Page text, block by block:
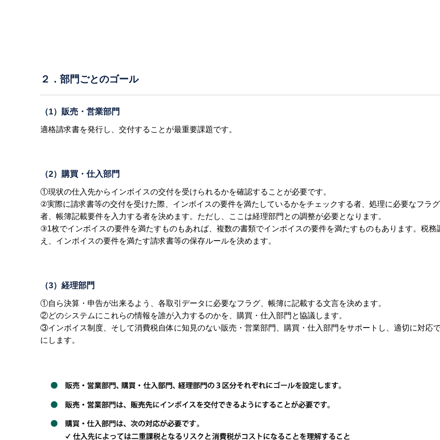
２．部門ごとのゴール
（1）販売・営業部門
適格請求書を発行し、交付することが最重要課題です。
（2）購買・仕入部門
①現状の仕入先からインボイスの交付を受けられるかを確認することが必要です。
②実際に請求書等の交付を受けた際、インボイスの要件を満たしているかをチェックする者、処理に必要なフラ
者、帳簿記載要件を入力する者を決めます。ただし、ここは経理部門との調整が必要となります。
③1枚でインボイスの要件を満たすものもあれば、複数の書類でインボイスの要件を満たすものもあります。税務
え、インボイスの要件を満たす請求書等の保存ルールを決めます。
（3）経理部門
①自ら決算・申告が出来るよう、各取引データに必要なフラグ、帳簿に記載する文言を決めます。
②どのシステムにこれらの情報を誰が入力するのかを、購買・仕入部門と協議します。
③インボイス制度、そして消費税自体に知見のない販売・営業部門、購買・仕入部門をサポートし、適切に対応
にします。